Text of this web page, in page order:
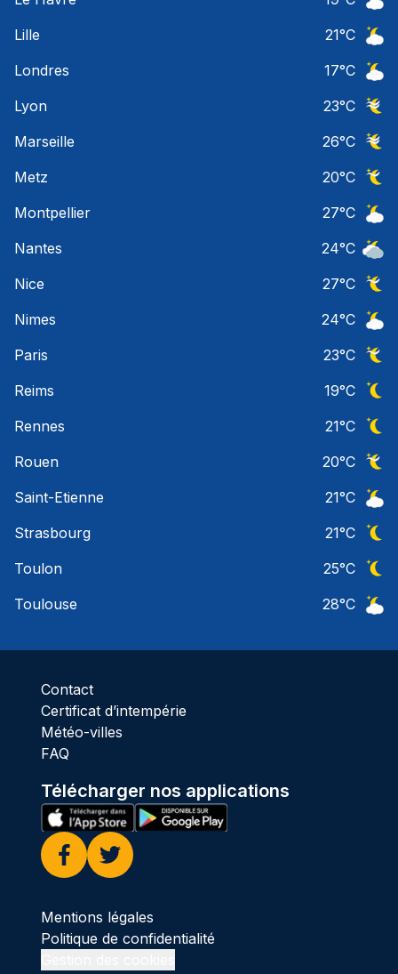
Lille
21°C
Londres
17°C
Lyon
23°C
Marseille
26°C
Metz
20°C
Montpellier
27°C
Nantes
24°C
Nice
27°C
Nimes
24°C
Paris
23°C
Reims
19°C
Rennes
21°C
Rouen
20°C
Saint-Etienne
21°C
Strasbourg
21°C
Toulon
25°C
Toulouse
28°C
Contact
Certificat d’intempérie
Météo-villes
FAQ
Télécharger nos applications
Facebook
Twitter
Mentions légales
Politique de confidentialité